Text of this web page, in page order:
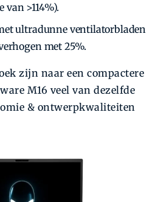
>114%).
ultradunne ventilatorbladen
met 25%.
zijn naar een compactere
M16 veel van dezelfde
& ontwerpkwaliteiten